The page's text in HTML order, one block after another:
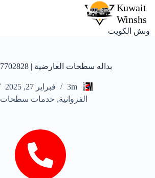
ونش الكويت
بداله سطحات العارضية | 97702828
3m
فبراير 27, 2025
الفروانية, خدمات سطحات